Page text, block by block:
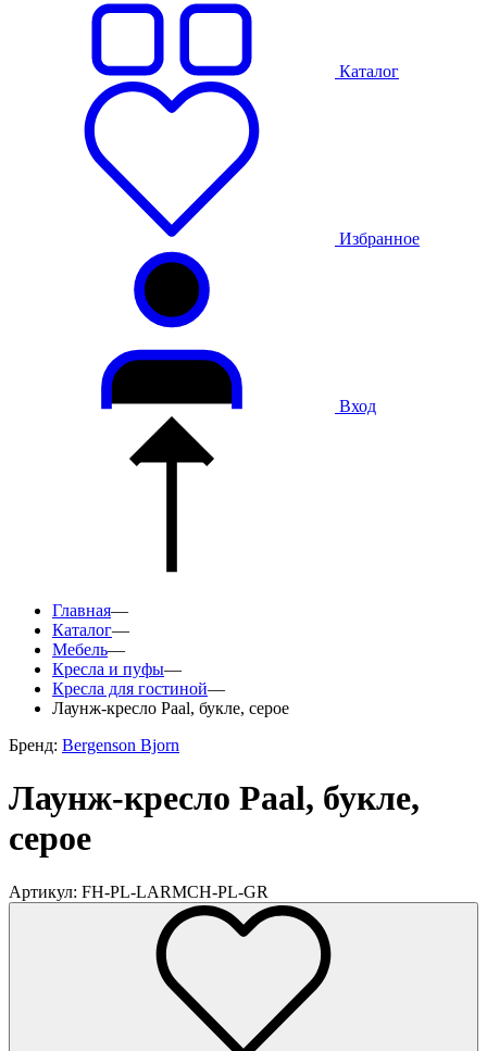
Каталог
Избранное
Вход
Главная—
Каталог—
Мебель—
Кресла и пуфы—
Кресла для гостиной—
Лаунж-кресло Paal, букле, серое
Бренд: Bergenson Bjorn
Лаунж-кресло Paal, букле,
серое
Артикул: FH-PL-LARMCH-PL-GR